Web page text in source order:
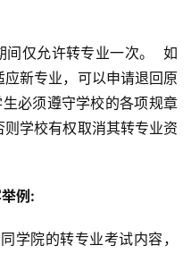
间仅允许转专业一次。  如
新专业，可以申请退回原
必须遵守学校的各项规章
学校有权取消其转专业资
例: